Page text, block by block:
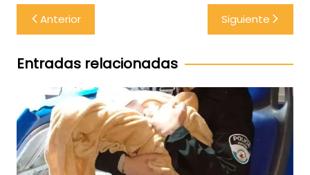
Navegación
de
entradas
Anterior Siguiente
Entradas relacionadas